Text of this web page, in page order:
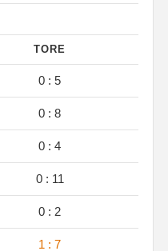
TORE
0 : 5
0 : 8
0 : 4
0 : 11
0 : 2
1 : 7